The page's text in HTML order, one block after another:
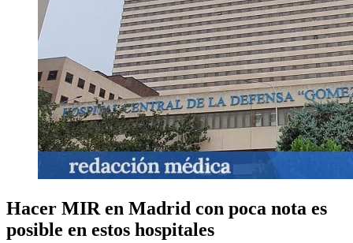
Hacer MIR en Madrid con poca nota es
posible en estos hospitales